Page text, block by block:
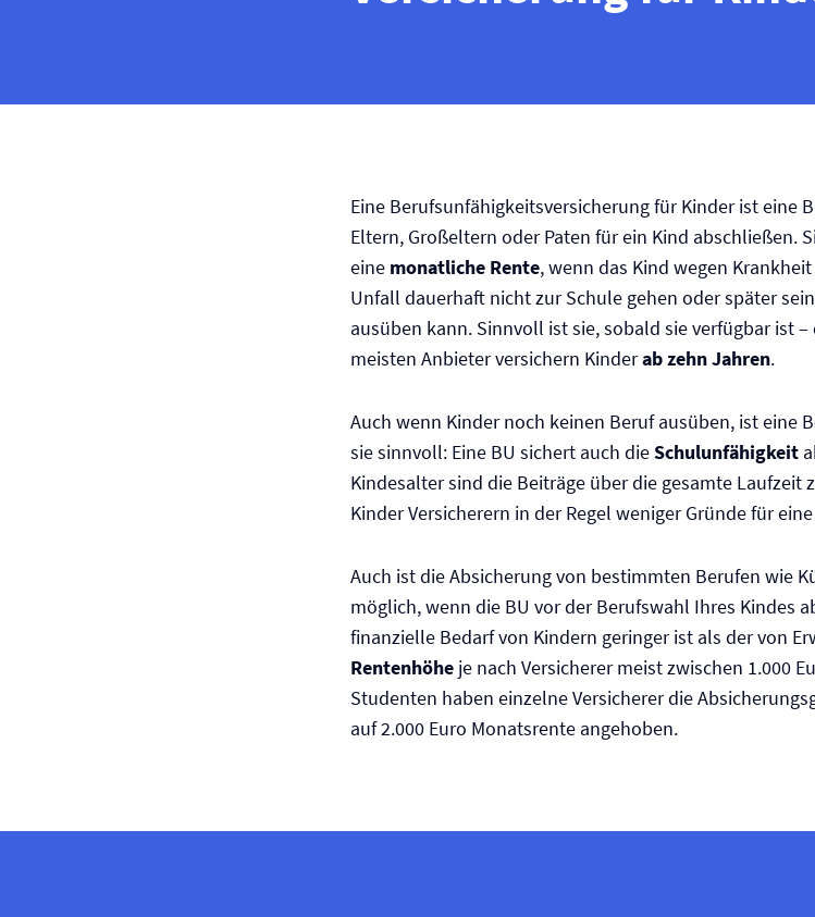
Eine Berufs­unfähigkeits­versicherung für Kinder ist eine
Eltern, Großeltern oder Paten für ein Kind abschließen.
eine monatliche Rente, wenn das Kind wegen
Unfall dauerhaft nicht zur Schule gehen oder später
ausüben kann. Sinnvoll ist sie, sobald sie verfügbar ist –
meisten Anbieter versichern Kinderab zehn Jahren.
Auch wenn Kinder noch keinen Beruf ausüben, ist eine
sie sinnvoll: Eine BU sichert auch dieSchulunfähigkeit
Kindesalter sind die Beiträge über die gesamte Laufzeit
Kinder Versicherern in der Regel weniger Gründe für
Auch ist die Absicherung von bestimmten Berufen wie
möglich, wenn die BU vor der Berufswahl Ihres Kindes
finanzielle Bedarf von Kindern geringer ist als der von
Rentenhöhe je nach Versicherer meist zwischen 1.000
Studenten haben einzelne Versicherer die
auf 2.000 Euro Monatsrente angehoben.